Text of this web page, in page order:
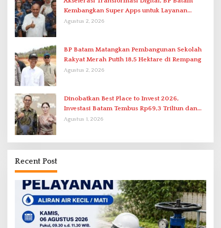
Kembangkan Super Apps untuk Layanan
Terpadu
Agustus 2, 2026
BP Batam Matangkan Pembangunan Sekolah
Rakyat Merah Putih 18,5 Hektare di Rempang
Agustus 2, 2026
Dinobatkan Best Place to Invest 2026,
Investasi Batam Tembus Rp69,3 Triliun dan
Ekonomi Tumbuh 6,76 Persen
Agustus 1, 2026
Recent Post